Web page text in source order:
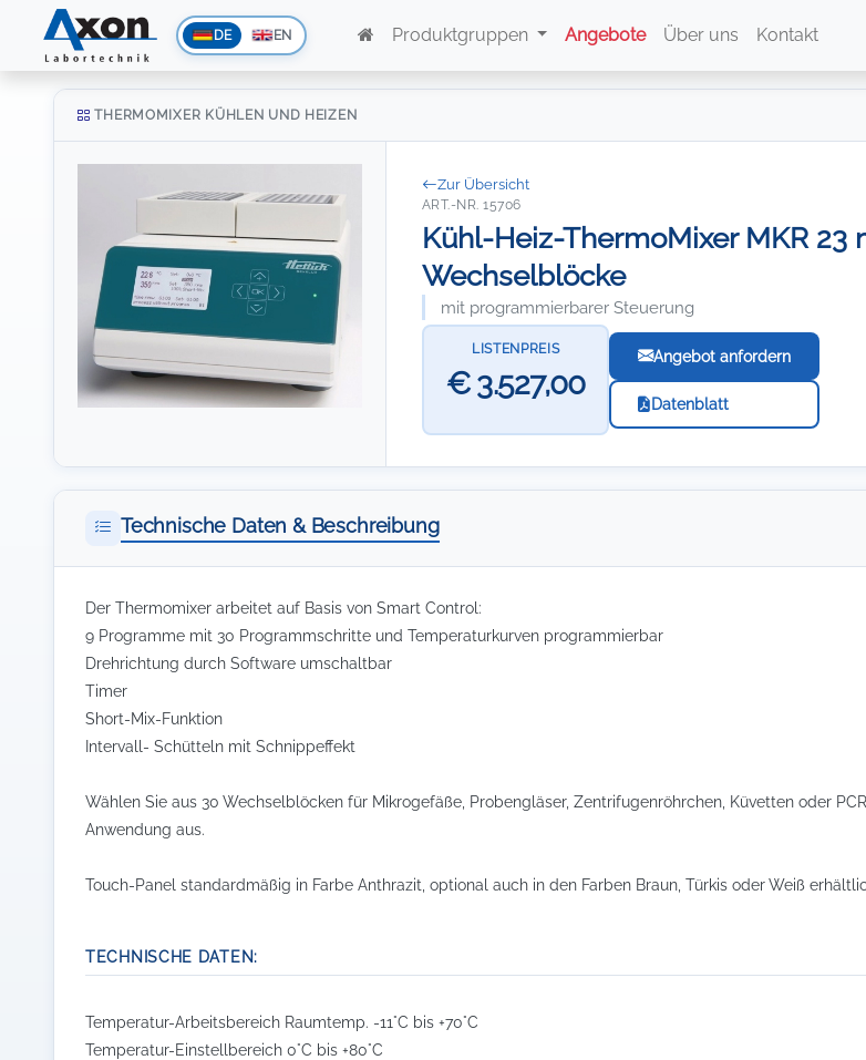
DE EN Produktgruppen Angebote Über uns Kontakt
THERMOMIXER KÜHLEN UND HEIZEN
Zur Übersicht
ART.-NR. 15706
Kühl-Heiz-ThermoMixer MKR
Wechselblöcke
mit programmierbarer Steuerung
LISTENPREIS
€ 3.527,00
Angebot anfordern
Datenblatt
Technische Daten & Beschreibung
Der Thermomixer arbeitet auf Basis von Smart Control:
9 Programme mit 30 Programmschritte und Temperaturkurven programmierbar
Drehrichtung durch Software umschaltbar
Timer
Short-Mix-Funktion
Intervall- Schütteln mit Schnippeffekt
Wählen Sie aus 30 Wechselblöcken für Mikrogefäße, Probengläser, Zentrifugenröhrchen, Küvetten oder
Anwendung aus.
Touch-Panel standardmäßig in Farbe Anthrazit, optional auch in den Farben Braun, Türkis oder Weiß
TECHNISCHE DATEN:
Temperatur-Arbeitsbereich Raumtemp. -11°C bis +70°C
Temperatur-Einstellbereich 0°C bis +80°C